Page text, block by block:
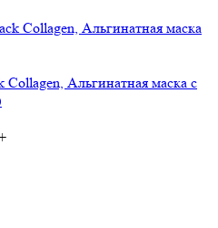
Альгинатная маска с